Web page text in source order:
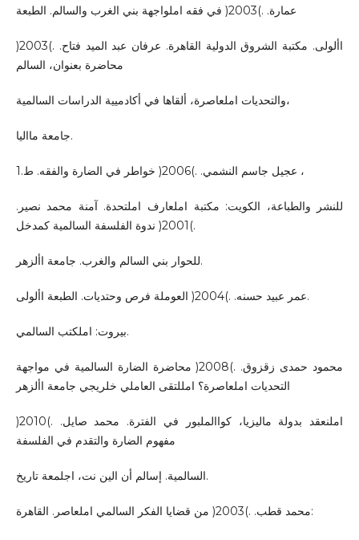
عمارة. .)2003( في فقه املواجهة بني الغرب والسالم. الطبعة
األولى. مكتبة الشروق الدولية القاهرة. عرفان عبد الميد فتاح. .)2003(
محاضرة بعنوان، السالم
والتحديات املعاصرة، ألقاها في أكادميية الدراسات السالمية،
جامعة مااليا.
عجيل جاسم النشمي. .)2006( خواطر في الضارة والفقه. ط.1 ،
للنشر والطباعة، الكويت: مكتبة املعارف املتحدة. آمنة محمد نصير.
.)2001( ندوة الفلسفة السالمية كمدخل
للحوار بني السالم والغرب. جامعة األزهر.
عمر عبيد حسنه. .)2004( العوملة فرص وحتديات. الطبعة األولى.
بيروت: املكتب السالمي.
محمود حمدى زقزوق. .)2008( محاضرة الضارة السالمية في مواجهة
التحديات املعاصرة؟ امللتقى العاملي خلريجي جامعة األزهر
املنعقد بدولة ماليزيا، كواالملبور في الفترة. محمد صايل. .)2010(
مفهوم الضارة والتقدم في الفلسفة
السالمية. إسالم أن الين نت، اجلمعة تاريخ.
محمد قطب. .)2003( من قضايا الفكر السالمي املعاصر. القاهرة: